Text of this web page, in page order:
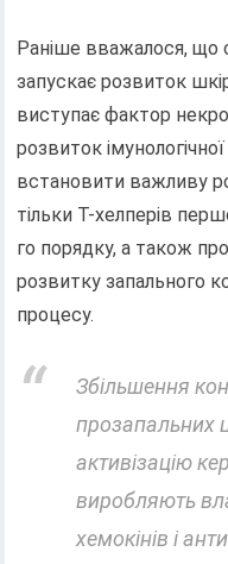
Раніше вважалося, що
запускає розвиток
виступає фактор
розвиток
встановити важливу
тільки Т-хелперів
го порядку, а також
розвитку запального
процесу.
Збільшення
прозапальних
активізацію
виробляють
хемокінів і